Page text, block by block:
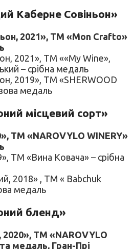
Каберне Совіньон»
2021», ТМ «Mon Crafto»
2021», ТМ ««My Wine»,
– срібна медаль
2019», ТМ «SHERWOOD
медаль
місцевий сорт»
ТМ «NAROVYLO WINERY»
ТМ «Вина Ковача» – срібна
2018» , ТМ « Babchuk
медаль
бленд»
ТМ «NAROVYLO
медаль, Гран-Прі